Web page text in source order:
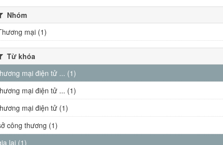
Nhóm
mại (1)
Từ khóa
mại điện tử ... (1)
mại điện tử ... (1)
mại điện tử (1)
công thương (1)
lai (1)